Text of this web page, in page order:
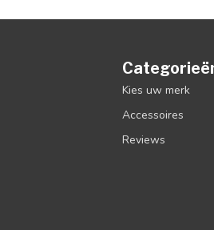
Kies uw merk
Accessoires
Reviews